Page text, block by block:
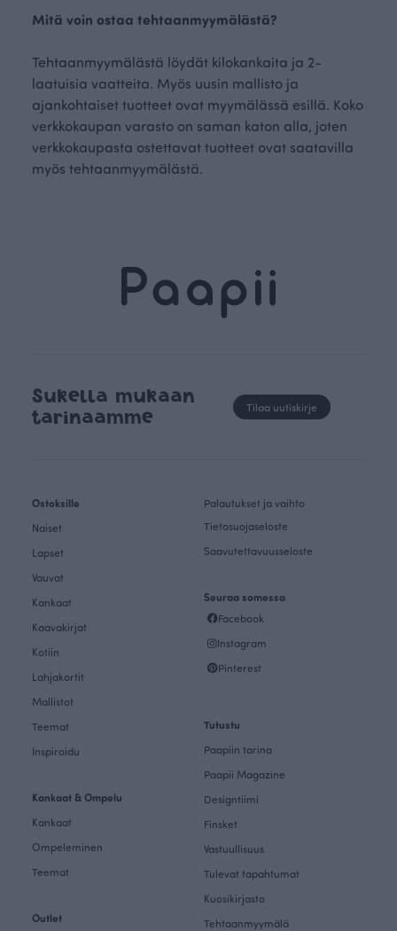
Mitä voin ostaa tehtaanmyymälästä?
Tehtaanmyymälästä löydät kilokankaita ja 2-
laatuisia vaatteita. Myös uusin mallisto ja
ajankohtaiset tuotteet ovat myymälässä esillä. Koko
verkkokaupan varasto on saman katon alla, joten
verkkokaupasta ostettavat tuotteet ovat saatavilla
myös tehtaanmyymälästä.
Sukella mukaan
tarinaamme
Tilaa uutiskirje
Ostoksille
Naiset
Lapset
Vauvat
Kankaat
Kaavakirjat
Kotiin
Lahjakortit
Mallistot
Teemat
Inspiroidu
Kankaat & Ompelu
Kankaat
Ompeleminen
Teemat
Outlet
Palautukset ja vaihto
Tietosuojaseloste
Saavutettavuusseloste
Seuraa somessa
Facebook
Instagram
Pinterest
Tutustu
Paapiin tarina
Paapii Magazine
Designtiimi
Finsket
Vastuullisuus
Tulevat tapahtumat
Kuosikirjasto
Tehtaanmyymälä